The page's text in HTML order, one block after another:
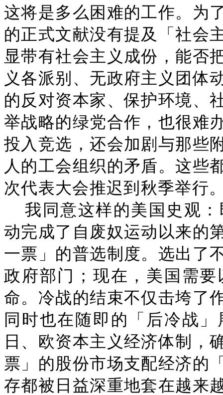
这将是多么困难的工作。为
的正式文献没有提及「社会
显带有社会主义成份，能否
义各派别、无政府主义团体
的反对资本家、保护环境、
举战略的绿党合作，也很难
投入竞选，还会加剧与那些
人的工会组织的矛盾。这些
次代表大会推迟到秋季举行
我同意这样的美国史观
动完成了自废奴运动以来的
一票」的普选制度。选出了
政府部门；现在，美国需
命。冷战的结束不仅击垮了
同时也在随即的「后冷战
日、欧资本主义经济体制，
票」的股份市场支配经济的
存都被日益深重地套在越来